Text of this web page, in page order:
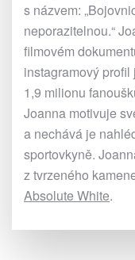
s názvem:
neporazitelnou.“
filmovém
instagramový profil
1,9 milionu
Joanna motivuje
a nechává je
sportovkyně.
z tvrzeného
Absolute White.